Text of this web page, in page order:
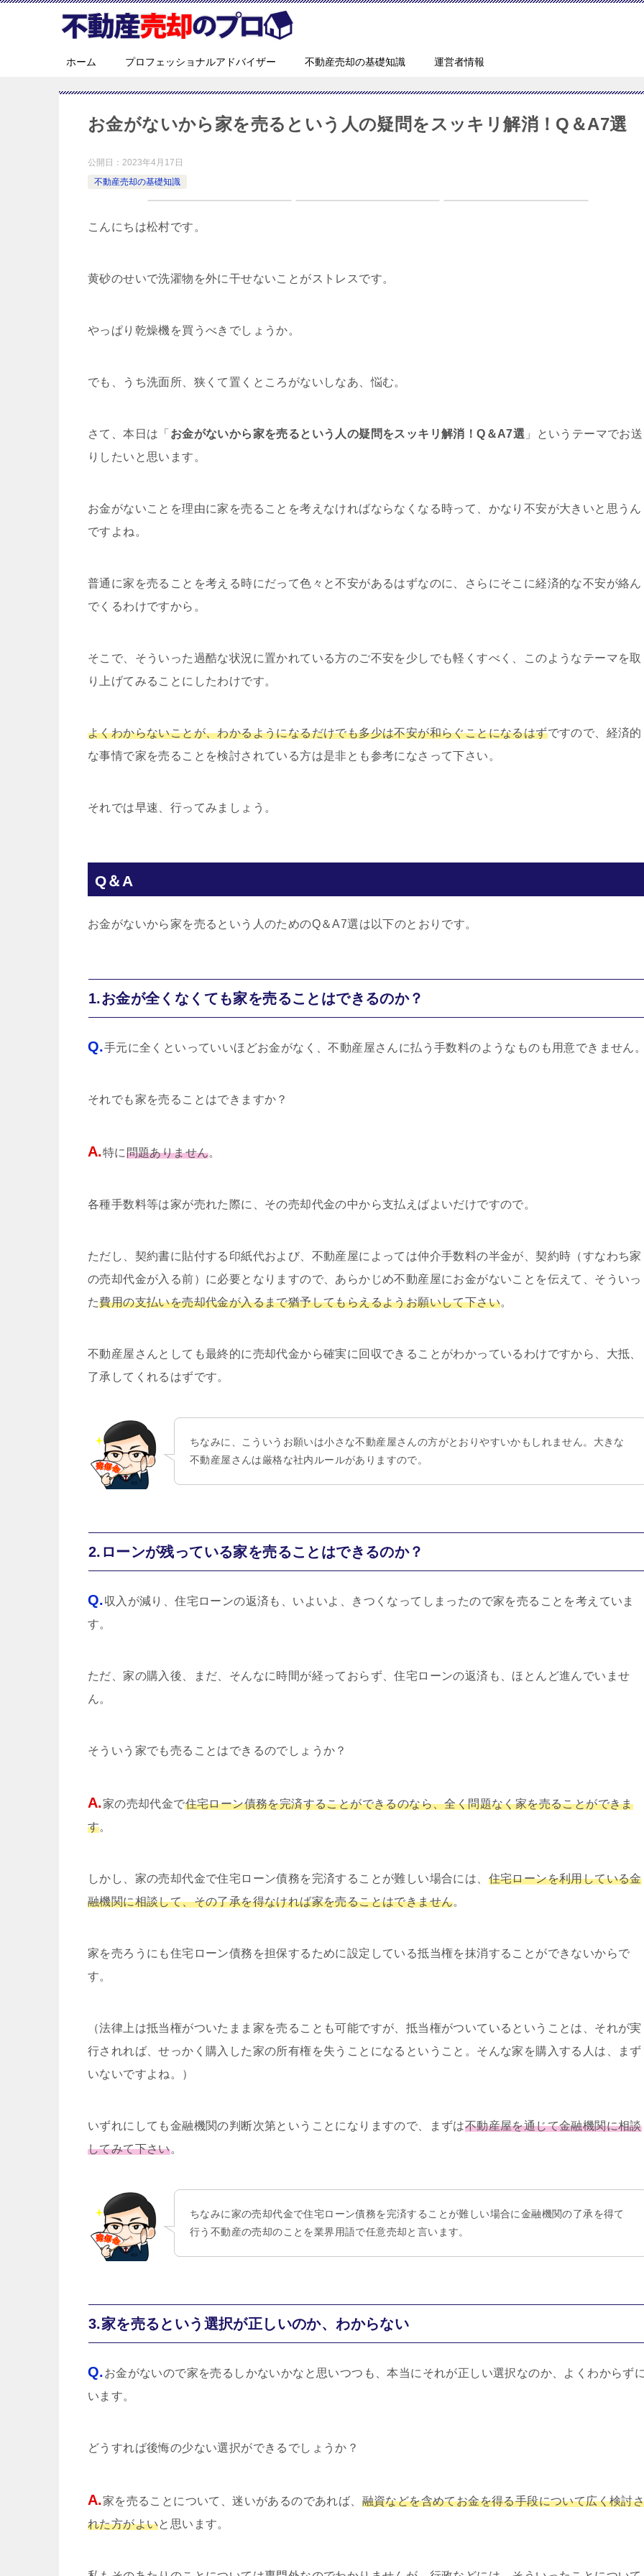
ホーム プロフェッショナルアドバイザー 不動産売却の基礎知識 運営者情報
お金がないから家を売るという人の疑問をスッキリ解消！Q＆A7選
公開日： 2023年4月17日
不動産売却の基礎知識
こんにちは松村です。
黄砂のせいで洗濯物を外に干せないことがストレスです。
やっぱり乾燥機を買うべきでしょうか。
でも、うち洗面所、狭くて置くところがないしなあ、悩む。
さて、本日は「 お金がないから家を売るという人の疑問をスッキリ解消！Q＆A7選 」というテーマでお送
りしたいと思います。
お金がないことを理由に家を売ることを考えなければならなくなる時って、かなり不安が大きいと思うん
ですよね。
普通に家を売ることを考える時にだって色々と不安があるはずなのに、さらにそこに経済的な不安が絡ん
でくるわけですから。
そこで、そういった過酷な状況に置かれている方のご不安を少しでも軽くすべく、このようなテーマを取
り上げてみることにしたわけです。
よくわからないことが、わかるようになるだけでも多少は不安が和らぐことになるはずですので、経済的
な事情で家を売ることを検討されている方は是非とも参考になさって下さい。
それでは早速、行ってみましょう。
Q＆A
お金がないから家を売るという人のためのQ＆A7選は以下のとおりです。
1.お金が全くなくても家を売ることはできるのか？
Q.手元に全くといっていいほどお金がなく、不動産屋さんに払う手数料のようなものも用意できません
それでも家を売ることはできますか？
A.特に問題ありません。
各種手数料等は家が売れた際に、その売却代金の中から支払えばよいだけですので。
ただし、契約書に貼付する印紙代および、不動産屋によっては仲介手数料の半金が、契約時（すなわち家
の売却代金が入る前）に必要となりますので、あらかじめ不動産屋にお金がないことを伝えて、そういっ
た費用の支払いを売却代金が入るまで猶予してもらえるようお願いして下さい。
不動産屋さんとしても最終的に売却代金から確実に回収できることがわかっているわけですから、大抵、
了承してくれるはずです。
ちなみに、こういうお願いは小さな不動産屋さんの方がとおりやすいかもしれません。大きな
不動産屋さんは厳格な社内ルールがありますので。
2.ローンが残っている家を売ることはできるのか？
Q.収入が減り、住宅ローンの返済も、いよいよ、きつくなってしまったので家を売ることを考えていま
す。
ただ、家の購入後、まだ、そんなに時間が経っておらず、住宅ローンの返済も、ほとんど進んでいませ
ん。
そういう家でも売ることはできるのでしょうか？
A.家の売却代金で住宅ローン債務を完済することができるのなら、全く問題なく家を売ることができま
す。
しかし、家の売却代金で住宅ローン債務を完済することが難しい場合には、 住宅ローンを利用している金
融機関に相談して、その了承を得なければ家を売ることはできません。
家を売ろうにも住宅ローン債務を担保するために設定している抵当権を抹消することができないからで
す。
（法律上は抵当権がついたまま家を売ることも可能ですが、抵当権がついているということは、それが実
行されれば、せっかく購入した家の所有権を失うことになるということ。そんな家を購入する人は、まず
いないですよね。）
いずれにしても金融機関の判断次第ということになりますので、まずは不動産屋を通じて金融機関に相談
してみて下さい。
ちなみに家の売却代金で住宅ローン債務を完済することが難しい場合に金融機関の了承を得て
行う不動産の売却のことを業界用語で任意売却と言います。
3.家を売るという選択が正しいのか、わからない
Q.お金がないので家を売るしかないかなと思いつつも、本当にそれが正しい選択なのか、よくわからず
います。
どうすれば後悔の少ない選択ができるでしょうか？
A.家を売ることについて、迷いがあるのであれば、 融資などを含めてお金を得る手段について広く検討
れた方がよいと思います。